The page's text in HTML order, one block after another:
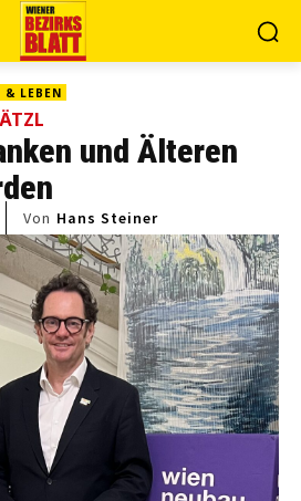
& LEBEN
und Älteren
Von Hans Steiner